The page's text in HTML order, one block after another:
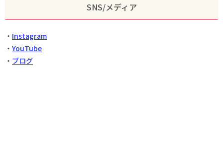
SNS/メディア
・ Instagram
・ YouTube
・ ブログ